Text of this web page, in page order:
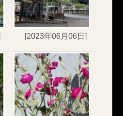
[2023年06月06日]